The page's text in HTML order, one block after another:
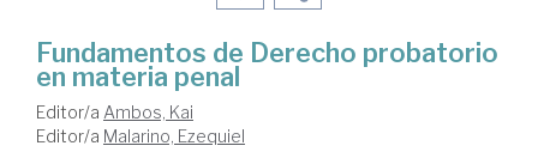
Fundamentos de Derecho probatorio
en materia penal
Editor/a Ambos, Kai
Editor/a Malarino, Ezequiel